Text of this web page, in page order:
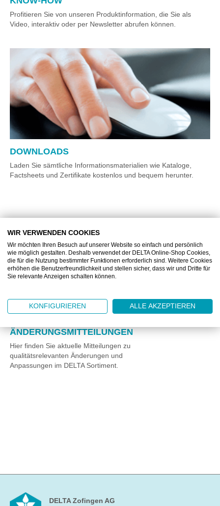
Profitieren Sie von unseren Produktinformation, die Sie als
Video, interaktiv oder per Newsletter abrufen können.
DOWNLOADS
Laden Sie sämtliche Informationsmaterialien wie Kataloge,
Factsheets und Zertifikate kostenlos und bequem herunter.
ÄNDERUNGSMITTEILUNGEN
Hier finden Sie aktuelle Mitteilungen zu
qualitätsrelevanten Änderungen und
Anpassungen im DELTA Sortiment.
DELTA Zofingen AG
WIR VERWENDEN COOKIES
Wir möchten Ihren Besuch auf unserer Website so einfach und persönlich
wie möglich gestalten. Deshalb verwendet der DELTA Online-Shop Cookies,
die für die Nutzung bestimmter Funktionen erforderlich sind. Weitere Cookies
erhöhen die Benutzerfreundlichkeit und stellen sicher, dass wir und Dritte für
Sie relevante Anzeigen schalten können.
KONFIGURIEREN ALLE AKZEPTIEREN